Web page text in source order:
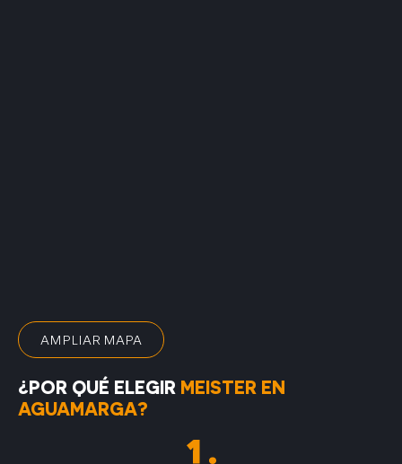
AMPLIAR MAPA
¿POR QUÉ ELEGIR MEISTER EN
AGUAMARGA?